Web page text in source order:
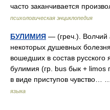
часто заканчивается
психологическая энциклопедия
БУЛИМИЯ — (греч.). Волчий
некоторых душевных
вошедших в состав
булимия (гр. bus бык + limos
в виде приступов чувство…
языка